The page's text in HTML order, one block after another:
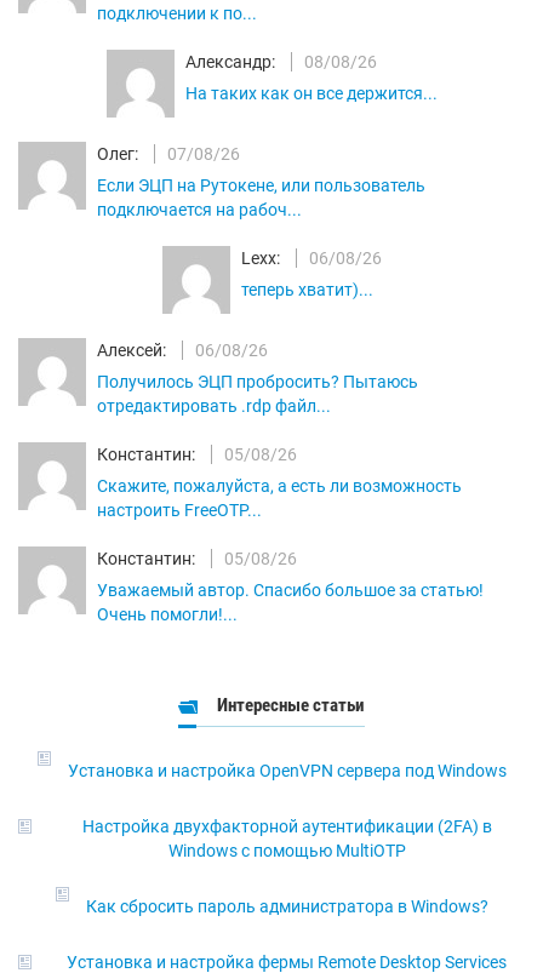
подключении к по...
Александр:
08/08/26
На таких как он все держится...
Олег:
07/08/26
Если ЭЦП на Рутокене, или пользователь
подключается на рабоч...
Lexx:
06/08/26
теперь хватит)...
Алексей:
06/08/26
Получилось ЭЦП пробросить? Пытаюсь
отредактировать .rdp файл...
Константин:
05/08/26
Скажите, пожалуйста, а есть ли возможность
настроить FreeOTP...
Константин:
05/08/26
Уважаемый автор. Спасибо большое за статью!
Очень помогли!...
Интересные статьи
Установка и настройка OpenVPN сервера под Windows
Настройка двухфакторной аутентификации (2FA) в
Windows с помощью MultiOTP
Как сбросить пароль администратора в Windows?
Установка и настройка фермы Remote Desktop Services